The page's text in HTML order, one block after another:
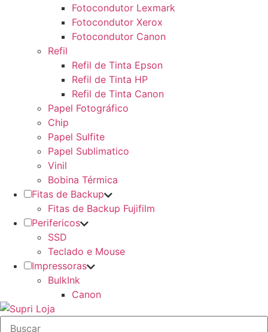
Fotocondutor Lexmark
Fotocondutor Xerox
Fotocondutor Canon
Refil
Refil de Tinta Epson
Refil de Tinta HP
Refil de Tinta Canon
Papel Fotográfico
Chip
Papel Sulfite
Papel Sublimatico
Vinil
Bobina Térmica
Fitas de Backup
Fitas de Backup Fujifilm
Perifericos
SSD
Teclado e Mouse
Impressoras
BulkInk
Canon